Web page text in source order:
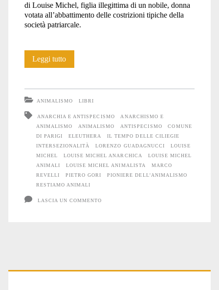
di Louise Michel, figlia illegittima di un nobile, donna
votata all’abbattimento delle costrizioni tipiche della
società patriarcale.
Leggi tuttoLouise
animalista
ANIMALISMO LIBRI
ANARCHIA E ANTISPECISMO
ANARCHISMO E
ANIMALISMO
ANIMALISMO ANTISPECISMO
COMUNE
DI PARIGI
ELEUTHERA
IL TEMPO DELLE CILIEGIE
INTERSEZIONALITÀ
LORENZO GUADAGNUCCI
LOUISE
MICHEL
LOUISE MICHEL ANARCHICA
LOUISE MICHEL
ANIMALI
LOUISE MICHEL ANIMALISTA
MARCO
REVELLI
PIETRO GORI
PIONIERE DELL'ANIMALISMO
RESTIAMO ANIMALI
LASCIA UN COMMENTO
Primary